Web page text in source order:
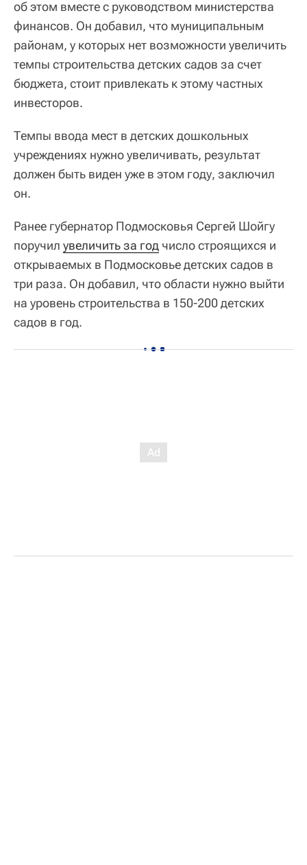
об этом вместе с руководством министерства
финансов. Он добавил, что муниципальным
районам, у которых нет возможности увеличить
темпы строительства детских садов за счет
бюджета, стоит привлекать к этому частных
инвесторов.
Темпы ввода мест в детских дошкольных
учреждениях нужно увеличивать, результат
должен быть виден уже в этом году, заключил
он.
Ранее губернатор Подмосковья Сергей Шойгу
поручил увеличить за год число строящихся и
открываемых в Подмосковье детских садов в
три раза. Он добавил, что области нужно выйти
на уровень строительства в 150-200 детских
садов в год.